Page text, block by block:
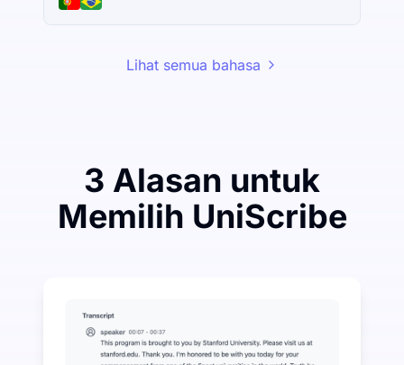
Lihat semua bahasa
3 Alasan untuk
Memilih UniScribe
UniScribe menawarkan 120 menit transkripsi
Lebih Banyak Fitur AI Tersedia Selain Audio-ke-Teks
Secara otomatis menghasilkan ringkasan, peta